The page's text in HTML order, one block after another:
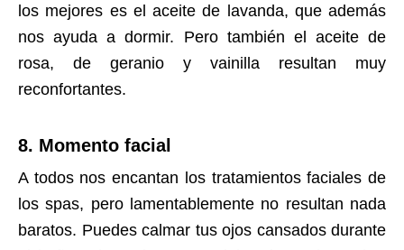
los mejores es el aceite de lavanda, que además
nos ayuda a dormir. Pero también el aceite de
rosa, de geranio y vainilla resultan muy
reconfortantes.
8. Momento facial
A todos nos encantan los tratamientos faciales de
los spas, pero lamentablemente no resultan nada
baratos. Puedes calmar tus ojos cansados durante